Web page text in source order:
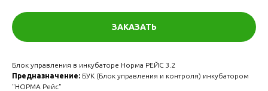
ЗАКАЗАТЬ
Блок управления в инкубаторе Норма РЕЙС 3.2
Предназначение: БУК (Блок управления и контроля) инкубатором
"НОРМА Рейс"